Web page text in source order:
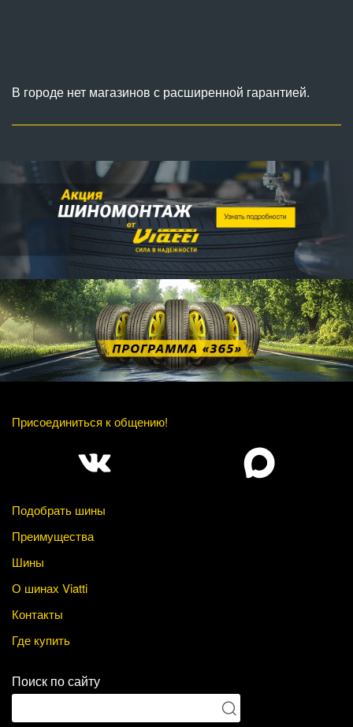
В городе нет магазинов с расширенной гарантией.
Присоединиться к общению!
Подобрать шины
Преимущества
Шины
О шинах Viatti
Контакты
Где купить
Поиск по сайту